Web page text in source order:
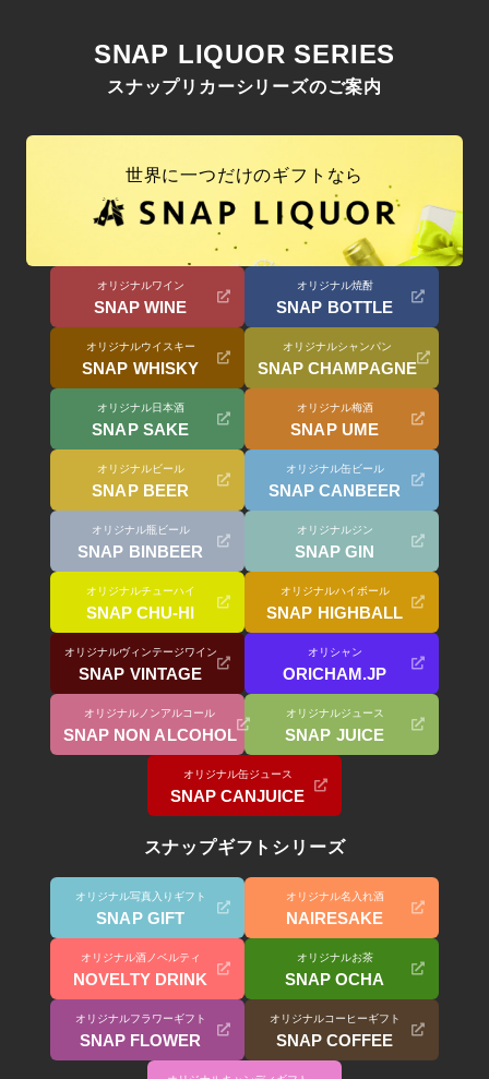
SNAP LIQUOR SERIES
スナップリカーシリーズのご案内
世界に一つだけのギフトなら
オリジナルワイン
SNAP WINE
オリジナル焼酎
SNAP BOTTLE
オリジナルウイスキー
SNAP WHISKY
オリジナルシャンパン
SNAP CHAMPAGNE
オリジナル日本酒
SNAP SAKE
オリジナル梅酒
SNAP UME
オリジナルビール
SNAP BEER
オリジナル缶ビール
SNAP CANBEER
オリジナル瓶ビール
SNAP BINBEER
オリジナルジン
SNAP GIN
オリジナルチューハイ
SNAP CHU-HI
オリジナルハイボール
SNAP HIGHBALL
オリジナルヴィンテージワイン
SNAP VINTAGE
オリシャン
ORICHAM.JP
オリジナルノンアルコール
SNAP NON ALCOHOL
オリジナルジュース
SNAP JUICE
オリジナル缶ジュース
SNAP CANJUICE
スナップギフトシリーズ
オリジナル写真入りギフト
SNAP GIFT
オリジナル名入れ酒
NAIRESAKE
オリジナル酒ノベルティ
NOVELTY DRINK
オリジナルお茶
SNAP OCHA
オリジナルフラワーギフト
SNAP FLOWER
オリジナルコーヒーギフト
SNAP COFFEE